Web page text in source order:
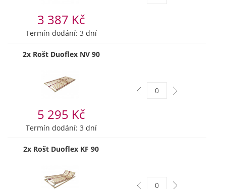
3 387 Kč
Termín dodání: 3 dní
2x Rošt Duoflex NV 90
5 295 Kč
Termín dodání: 3 dní
2x Rošt Duoflex KF 90